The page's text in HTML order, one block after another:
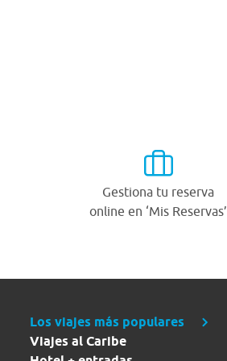
Gestiona tu reserva
online en ‘Mis Reservas’
Los viajes más populares
Viajes al Caribe